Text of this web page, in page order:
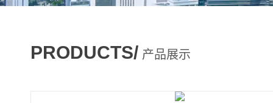
PRODUCTS/ 产品展示